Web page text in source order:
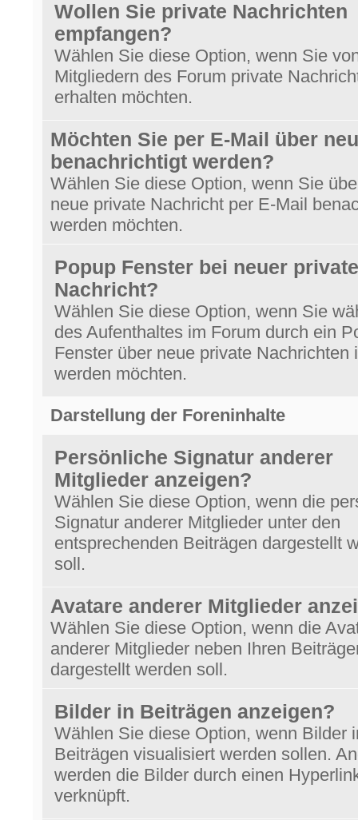
Wollen Sie private Nachrichten
empfangen?
Wählen Sie diese Option, wenn Sie
Mitgliedern des Forum private
erhalten möchten.
Möchten Sie per E-Mail über
benachrichtigt werden?
Wählen Sie diese Option, wenn Sie
neue private Nachricht per E-Mail
werden möchten.
Popup Fenster bei neuer
Nachricht?
Wählen Sie diese Option, wenn Sie
des Aufenthaltes im Forum durch ein
Fenster über neue private Nachrichten
werden möchten.
Darstellung der Foreninhalte
Persönliche Signatur anderer
Mitglieder anzeigen?
Wählen Sie diese Option, wenn die
Signatur anderer Mitglieder unter den
entsprechenden Beiträgen dargestellt
soll.
Avatare anderer Mitglieder
Wählen Sie diese Option, wenn die
anderer Mitglieder neben Ihren
dargestellt werden soll.
Bilder in Beiträgen anzeigen?
Wählen Sie diese Option, wenn Bilder
Beiträgen visualisiert werden sollen.
werden die Bilder durch einen
verknüpft.